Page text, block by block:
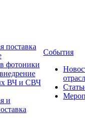
поставка
фотоники
ВЧ и СВЧ
и
События